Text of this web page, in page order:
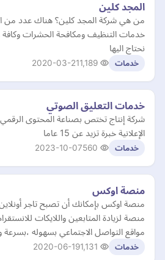
المجد كلين
من هي شركة المجد كلين؟ هناك عدد من
خدمات التنظيف ومكافحة الحشرات وكافة
نحتاج اليها
خدمات 2020-03-21
خدمات التعليق الصوتي
شركة إنتاج تختص بصناعة المحتوى الرقمي
الإعلانية خبرة تزيد عن 15 عاما
خدمات 2023-10-07
منصة اوكس
منصة اوكس بإمكانك أن تصبح تاجر
منصة لزيادة المتابعين واللايكات
مواقع التواصل الاجتماعي بسهوله ،بسرعة
خدمات 2020-06-19